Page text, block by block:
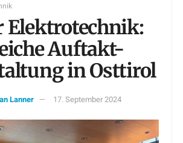
Elektrotechnik:
Auftakt-
in Osttirol
Lanner 17. September 2024